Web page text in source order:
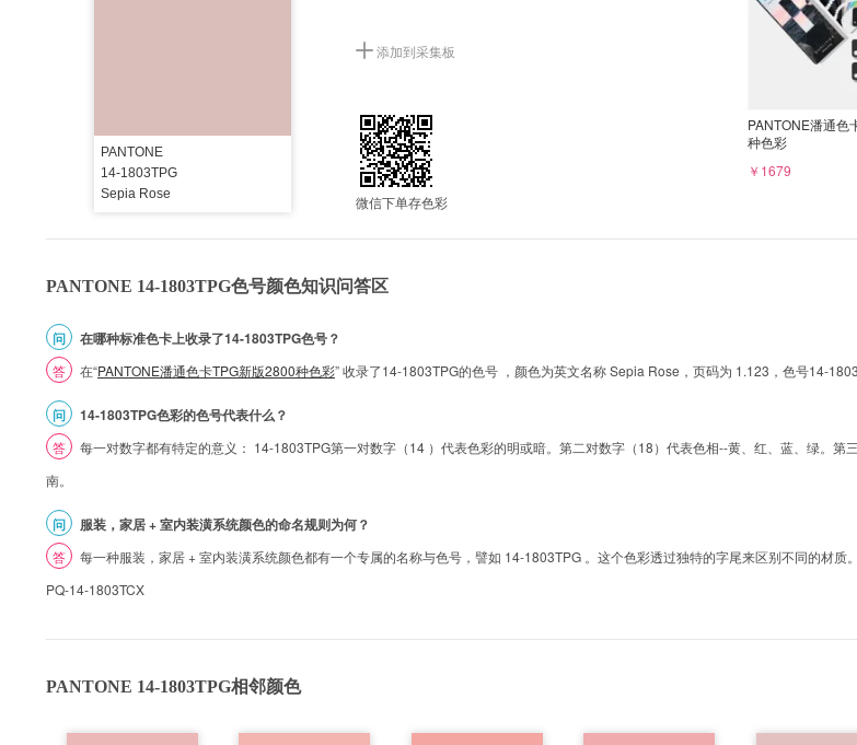
PANTONE
14-1803TPG
Sepia Rose
添加到采集板
微信下单存色彩
PANTONE潘通色
种色彩
￥1679
PANTONE 14-1803TPG色号颜色知识问答区
问 在哪种标准色卡上收录了14-1803TPG色号？
答 在“PANTONE潘通色卡TPG新版2800种色彩” 收录了14-1803TPG的色号 ，颜色为英文名称 Sepia Rose，页码为 1.123，色号14-
问 14-1803TPG色彩的色号代表什么？
答
每一对数字都有特定的意义： 14-1803TPG第一对数字（14 ）代表色彩的明或暗。第二对数字（18）代表色相--黄、红、蓝、绿。
南。
问 服装，家居 + 室内装潢系统颜色的命名规则为何？
答
每一种服装，家居 + 室内装潢系统颜色都有一个专属的名称与色号，譬如 14-1803TPG 。这个色彩透过独特的字尾来区别不同的材
PQ-14-1803TCX
PANTONE 14-1803TPG相邻颜色